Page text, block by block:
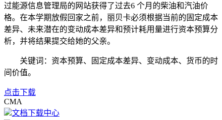
过能源信息管理局的网站获得了过去6 个月的柴油和汽油价
格。在本学期放假回家之前，丽贝卡必须根据当前的固定成本
差异、未来潜在的变动成本差异和预计耗用量进行资本预算分
析，并将结果提交给她的父亲。
关键词：资本预算、固定成本差异、变动成本、货币的时
间价值。
点击下载
CMA
文档下载中心